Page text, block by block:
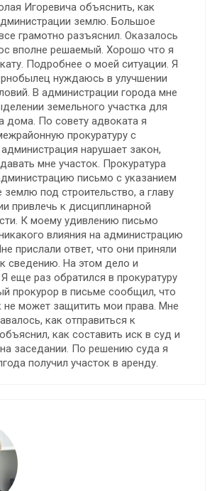
Игоревича объяснить, как
землю. Большое
грамотно разъяснил. Оказалось
вполне решаемый. Хорошо что я
Подробнее о моей ситуации. Я
нуждаюсь в улучшении
В администрации города мне
земельного участка для
дома. По совету адвоката я
прокуратуру с
нарушает закон,
мне участок. Прокуратура
письмо с указанием
под строительство, а главу
привлечь к дисциплинарной
К моему удивлению письмо
влияния на администрацию
прислали ответ, что они приняли
сведению. На этом дело и
еще раз обратился в прокуратуру
прокурор в письме сообщил, что
не может защитить мои права. Мне
как отправиться к
как составить иск в суд и
заседании. По решению суда я
получил участок в аренду.